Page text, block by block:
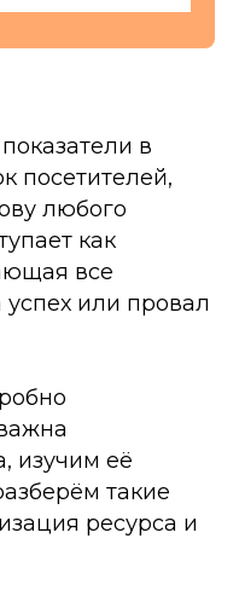
в
посетителей,
любого
как
все
или провал
изучим её
такие
ресурса и